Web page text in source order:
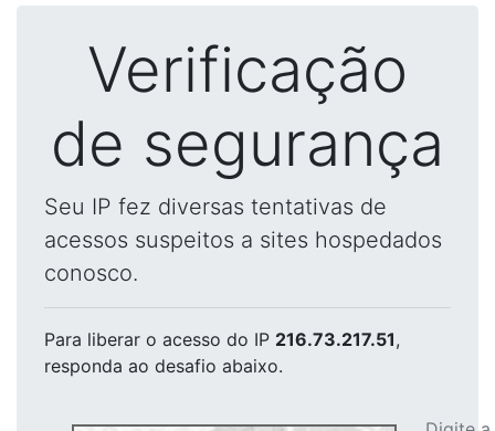
Verificação
de segurança
Seu IP fez diversas tentativas de
acessos suspeitos a sites hospedados
conosco.
Para liberar o acesso do IP 216.73.217.51,
responda ao desafio abaixo.